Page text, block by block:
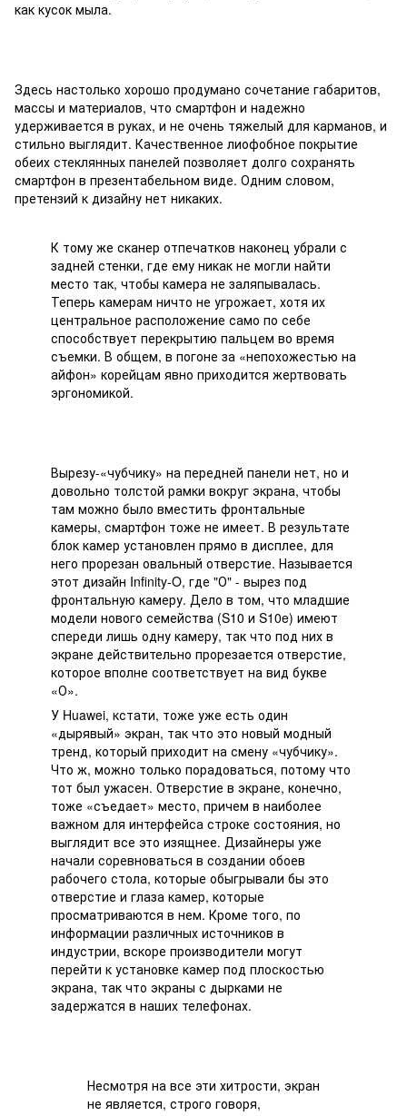
как кусок мыла.
Здесь настолько хорошо продумано сочетание габаритов,
массы и материалов, что смартфон и надежно
удерживается в руках, и не очень тяжелый для карманов, и
стильно выглядит. Качественное лиофобное покрытие
обеих стеклянных панелей позволяет долго сохранять
смартфон в презентабельном виде. Одним словом,
претензий к дизайну нет никаких.
К тому же сканер отпечатков наконец убрали с
задней стенки, где ему никак не могли найти
место так, чтобы камера не заляпывалась.
Теперь камерам ничто не угрожает, хотя их
центральное расположение само по себе
способствует перекрытию пальцем во время
съемки. В общем, в погоне за «непохожестью на
айфон» корейцам явно приходится жертвовать
эргономикой.
Вырезу-«чубчику» на передней панели нет, но и
довольно толстой рамки вокруг экрана, чтобы
там можно было вместить фронтальные
камеры, смартфон тоже не имеет. В результате
блок камер установлен прямо в дисплее, для
него прорезан овальный отверстие. Называется
этот дизайн Infinity-O, где "О" - вырез под
фронтальную камеру. Дело в том, что младшие
модели нового семейства (S10 и S10e) имеют
спереди лишь одну камеру, так что под них в
экране действительно прорезается отверстие,
которое вполне соответствует на вид букве
«О».
У Huawei, кстати, тоже уже есть один
«дырявый» экран, так что это новый модный
тренд, который приходит на смену «чубчику».
Что ж, можно только порадоваться, потому что
тот был ужасен. Отверстие в экране, конечно,
тоже «съедает» место, причем в наиболее
важном для интерфейса строке состояния, но
выглядит все это изящнее. Дизайнеры уже
начали соревноваться в создании обоев
рабочего стола, которые обыгрывали бы это
отверстие и глаза камер, которые
просматриваются в нем. Кроме того, по
информации различных источников в
индустрии, вскоре производители могут
перейти к установке камер под плоскостью
экрана, так что экраны с дырками не
задержатся в наших телефонах.
Несмотря на все эти хитрости, экран
не является, строго говоря,